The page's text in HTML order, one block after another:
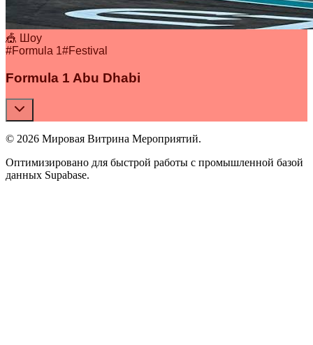
🎪 Шоу
#Formula 1#Festival
Formula 1 Abu Dhabi
© 2026 Мировая Витрина Мероприятий.
Оптимизировано для быстрой работы с промышленной базой
данных Supabase.